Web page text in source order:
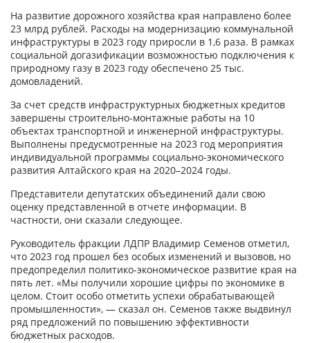
На развитие дорожного хозяйства края направлено более
23 млрд рублей. Расходы на модернизацию коммунальной
инфраструктуры в 2023 году приросли в 1,6 раза. В рамках
социальной догазификации возможностью подключения к
природному газу в 2023 году обеспечено 25 тыс.
домовладений.
За счет средств инфраструктурных бюджетных кредитов
завершены строительно-монтажные работы на 10
объектах транспортной и инженерной инфраструктуры.
Выполнены предусмотренные на 2023 год мероприятия
индивидуальной программы социально-экономического
развития Алтайского края на 2020–2024 годы.
Представители депутатских объединений дали свою
оценку представленной в отчете информации. В
частности, они сказали следующее.
Руководитель фракции ЛДПР Владимир Семенов отметил,
что 2023 год прошел без особых изменений и вызовов, но
предопределил политико-экономическое развитие края на
пять лет. «Мы получили хорошие цифры по экономике в
целом. Стоит особо отметить успехи обрабатывающей
промышленности», — сказал он. Семенов также выдвинул
ряд предложений по повышению эффективности
бюджетных расходов.